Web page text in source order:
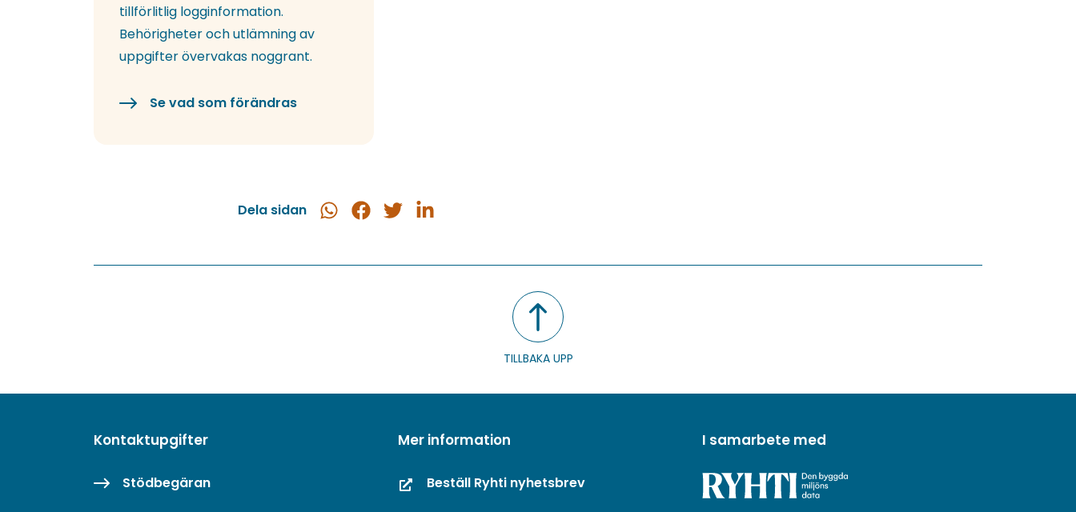
tillförlitlig logginformation.
Behörigheter och utlämning av
uppgifter övervakas noggrant.
Se vad som förändras
Dela sidan
Dela
Dela
Dela
Dela
TILLBAKA UPP
Kontaktupgifter
Stödbegäran
Mer information
Beställ Ryhti nyhetsbrev
I samarbete med